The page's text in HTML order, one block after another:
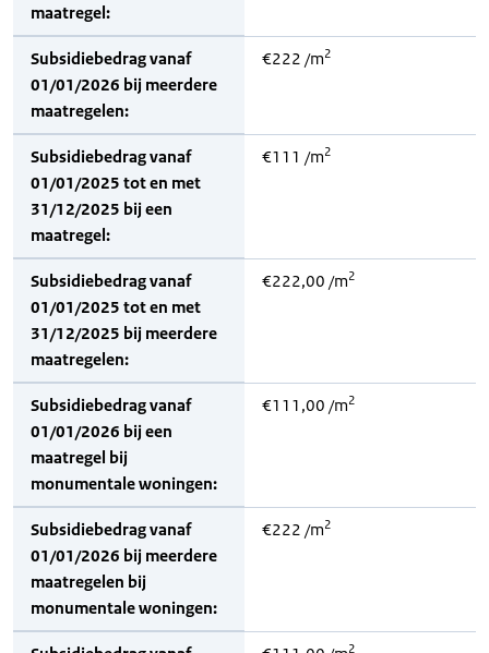
maatregel:
Subsidiebedrag vanaf
01/01/2026 bij meerdere
maatregelen:
€222 /m2
Subsidiebedrag vanaf
01/01/2025 tot en met
31/12/2025 bij een
maatregel:
€111 /m2
Subsidiebedrag vanaf
01/01/2025 tot en met
31/12/2025 bij meerdere
maatregelen:
€222,00 /m2
Subsidiebedrag vanaf
01/01/2026 bij een
maatregel bij
monumentale woningen:
€111,00 /m2
Subsidiebedrag vanaf
01/01/2026 bij meerdere
maatregelen bij
monumentale woningen:
€222 /m2
2